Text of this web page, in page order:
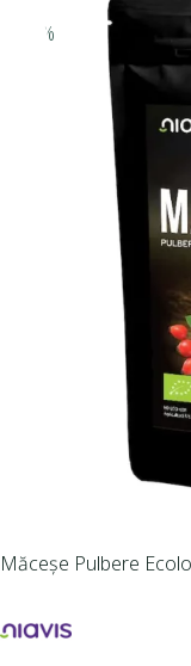
-10%
Măceșe Pulbere